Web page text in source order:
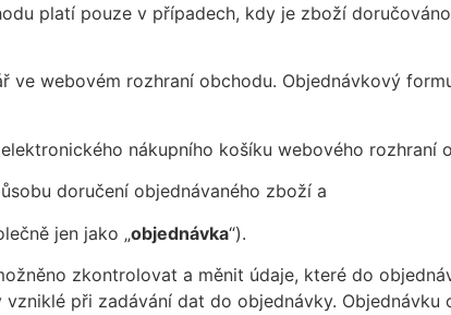
platí pouze v případech, kdy je zboží
webovém rozhraní obchodu. Objednávkový
nákupního košíku webového rozhraní
doručení objednávaného zboží a
jen jako „objednávka“).
zkontrolovat a měnit údaje, které do
při zadávání dat do objednávky. Objednávku